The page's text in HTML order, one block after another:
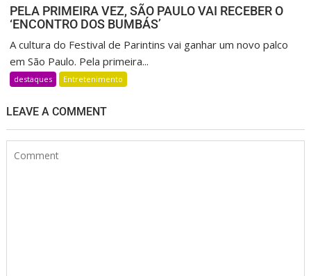
PELA PRIMEIRA VEZ, SÃO PAULO VAI RECEBER O
‘ENCONTRO DOS BUMBÁS’
A cultura do Festival de Parintins vai ganhar um novo palco
em São Paulo. Pela primeira...
destaques Entretenimento
LEAVE A COMMENT